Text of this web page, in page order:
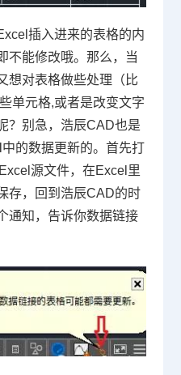
插入进来的表格的内
不能修改哦。那么，当
想对表格做些处理（比
单元格,或者是改变文字
？别急，浩辰CAD也是
中的数据更新的。首先打
源文件，在Excel 里
存，回到浩辰CAD的时
通知，告诉你数据链接